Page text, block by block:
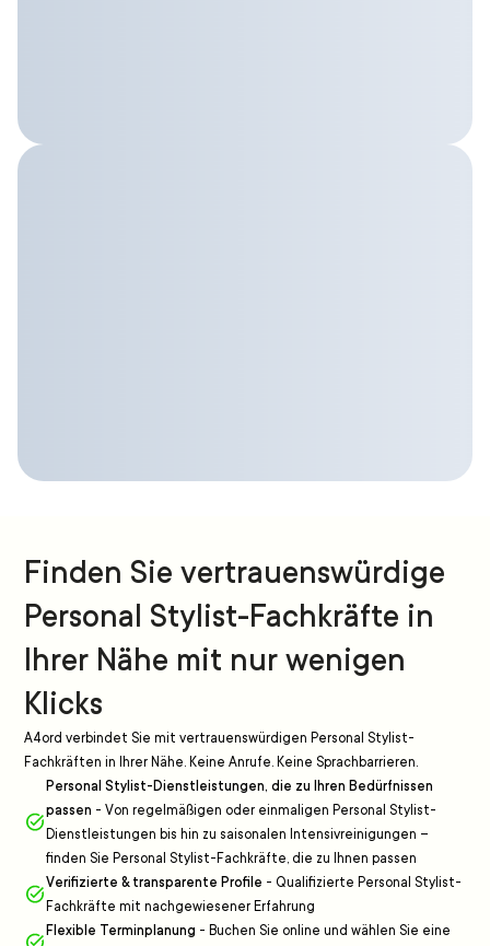
Finden Sie vertrauenswürdige
Personal Stylist-Fachkräfte in
Ihrer Nähe mit nur wenigen
Klicks
A4ord verbindet Sie mit vertrauenswürdigen Personal Stylist-
Fachkräften in Ihrer Nähe. Keine Anrufe. Keine Sprachbarrieren.
Personal Stylist-Dienstleistungen, die zu Ihren Bedürfnissen
passen - Von regelmäßigen oder einmaligen Personal Stylist-
Dienstleistungen bis hin zu saisonalen Intensivreinigungen –
finden Sie Personal Stylist-Fachkräfte, die zu Ihnen passen
Verifizierte & transparente Profile - Qualifizierte Personal Stylist-
Fachkräfte mit nachgewiesener Erfahrung
Flexible Terminplanung - Buchen Sie online und wählen Sie eine